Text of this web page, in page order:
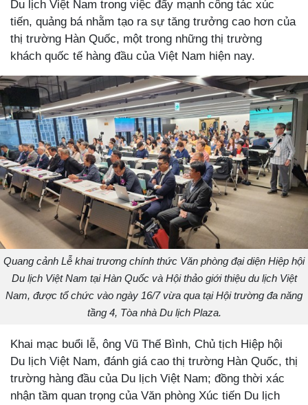
Du lịch Việt Nam trong việc đẩy mạnh công tác xúc
tiến, quảng bá nhằm tạo ra sự tăng trưởng cao hơn của
thị trường Hàn Quốc, một trong những thị trường
khách quốc tế hàng đầu của Việt Nam hiện nay.
Quang cảnh Lễ khai trương chính thức Văn phòng đại diện Hiệp hội
Du lịch Việt Nam tại Hàn Quốc và Hội thảo giới thiệu du lịch Việt
Nam, được tổ chức vào ngày 16/7 vừa qua tại Hội trường đa năng
tầng 4, Tòa nhà Du lịch Plaza.
Khai mạc buổi lễ, ông Vũ Thế Bình, Chủ tịch Hiệp hội
Du lịch Việt Nam, đánh giá cao thị trường Hàn Quốc, thị
trường hàng đầu của Du lịch Việt Nam; đồng thời xác
nhận tầm quan trọng của Văn phòng Xúc tiến Du lịch